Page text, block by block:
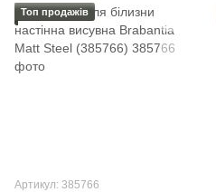
Топ продажів
Артикул: 385766